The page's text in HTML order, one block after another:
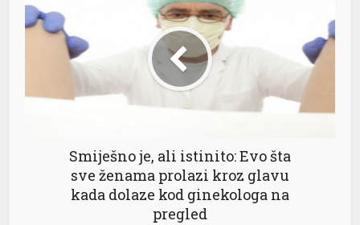
Smiješno je, ali istinito: Evo šta
sve ženama prolazi kroz glavu
kada dolaze kod ginekologa na
pregled